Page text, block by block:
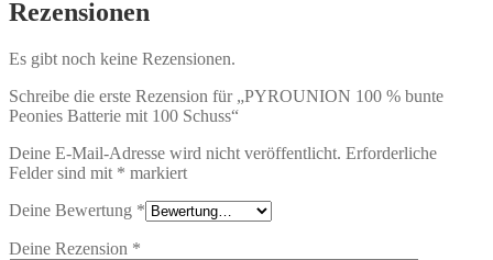
Rezensionen
Es gibt noch keine Rezensionen.
Schreibe die erste Rezension für „PYROUNION 100 % bunte
Peonies Batterie mit 100 Schuss“
Deine E-Mail-Adresse wird nicht veröffentlicht. Erforderliche
Felder sind mit * markiert
Deine Bewertung *
Deine Rezension *